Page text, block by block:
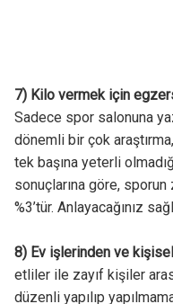
7) Kilo vermek için
Sadece spor salonuna
dönemli bir çok
tek başına yeterli
sonuçlarına göre,
%3’tür. Anlayacağınız
8) Ev işlerinden ve
etliler ile zayıf kişiler
düzenli yapılıp